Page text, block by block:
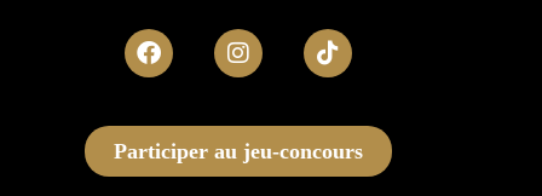
Participer au jeu-concours